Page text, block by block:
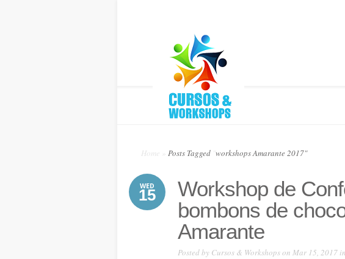
Home Posts Tagged workshops Amarante 2017"
WED
15
Workshop de
bombons de
Amarante
Posted by Cursos & Workshopson Mar 15, 2017 in